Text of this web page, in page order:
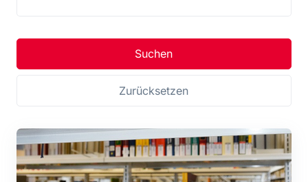
Suchen
Zurücksetzen